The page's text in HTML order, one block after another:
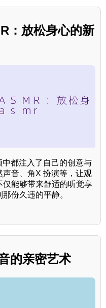
：放松身心的新
都注入了自己的创意与
声音、角X 扮演等，让观
能够带来舒适的听觉享
份久违的平静。
的亲密艺术